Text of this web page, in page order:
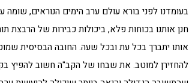
בעומדנו לפני בורא עולם ערב הימים הנוראים,
חנן אותנו בכוחות פלא, ביכולות כבירות של הרבצת
אותו יתברך בכל עת ובכל שעה. החובה הבסיסית
להחזירן למוטב. את שבחו של הקב"ה חשוב להפיץ